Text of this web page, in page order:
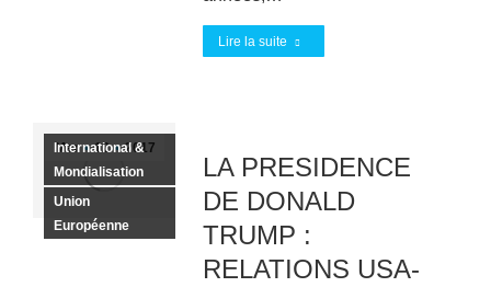
Lire la suite
Mar 12 2017
International &
Mondialisation
Union
Européenne
LA PRESIDENCE
DE DONALD
TRUMP :
RELATIONS USA-